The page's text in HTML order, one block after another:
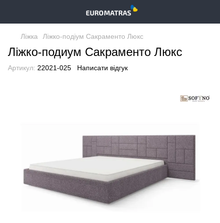
Ліжка Ліжко-подіум Сакраменто Люкс
Ліжко-подиум Сакраменто Люкс
Артикул: 22021-025 Написати відгук